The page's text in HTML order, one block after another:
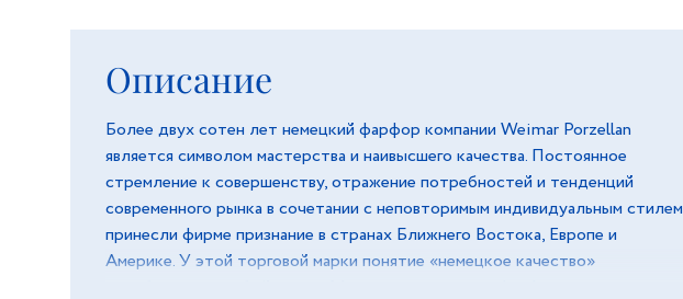
Описание
Более двух сотен лет немецкий фарфор компании Weimar Porzellan
является символом мастерства и наивысшего качества. Постоянное
стремление к совершенству, отражение потребностей и тенденций
современного рынка в сочетании с неповторимым индивидуальным стилем
принесли фирме признание в странах Ближнего Востока, Европе и
Америке. У этой торговой марки понятие «немецкое качество»